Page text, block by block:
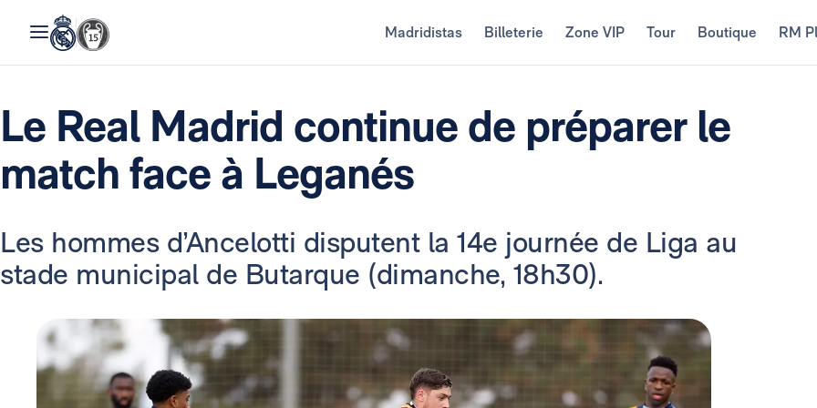
Madridistas Billeterie Zone VIP Tour Boutique RM
Le Real Madrid continue de préparer le
match face à Leganés
Les hommes d’Ancelotti disputent la 14e journée de Liga au
stade municipal de Butarque (dimanche, 18h30).